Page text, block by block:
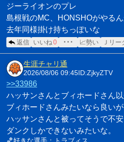
ジーライオンのプレ
島根戦のMC、HONSHOがやる
去年同様掛け持ちっぽいな
返信 いいね0 ･･･ 📈勢い Ｊリー
生涯チャリ通
2026/08/06 09:45 ID:ZjkyZTV
>>33986
ハッサンさんとブィホードさん
ブィホードさんみたいなら良いが
ハッサンさんと被ってそうで不安
ダンクしかできないみたいな。